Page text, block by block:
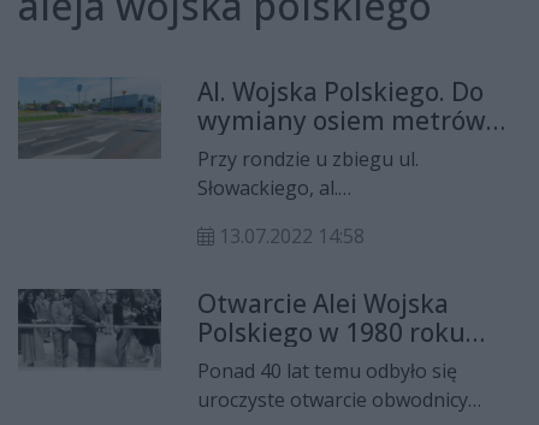
Al. Wojska Polskiego. Do
wymiany osiem metrów
asfaltu
Przy rondzie u zbiegu ul.
Słowackiego, al.
Polskiego pojawiły się koleiny i
firma Budromost Starachowice
odpowiedzialna za inwestycję,
przeprowadzi gwarancyjną
wymianę nawierzchni.
13.07.2022 14:58
Otwarcie Alei Wojska
Polskiego w 1980 roku
(zdjęcia)
Ponad 40 lat temu odbyło się
uroczyste otwarcie obwodnicy